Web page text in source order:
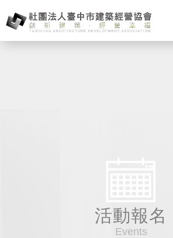
活動報名
Events